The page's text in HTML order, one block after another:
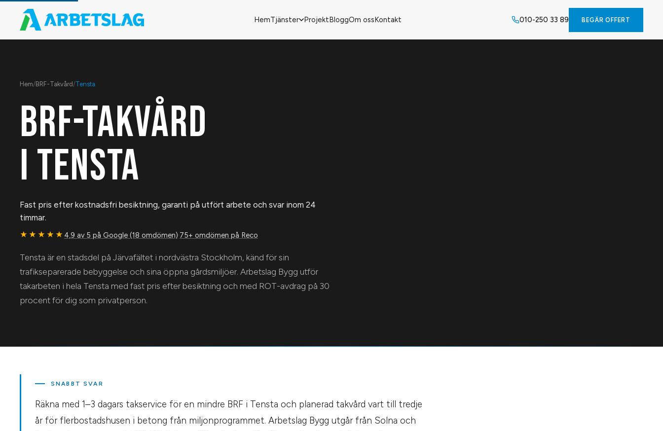
HemTjänster ProjektBloggOm ossKontakt 010-250 33 89 BEGÄR OFFERT
Hem/BRF-Takvård /Tensta
BRF-TAKVÅRD
I TENSTA
Fast pris efter kostnadsfri besiktning, garanti på utfört arbete och svar inom 24
timmar.
★★★★★ 4,9 av 5 på Google (18 omdömen)·75+ omdömen på Reco
Tensta är en stadsdel på Järvafältet i nordvästra Stockholm, känd för sin
trafikseparerade bebyggelse och sina öppna gårdsmiljöer. Arbetslag Bygg utför
takarbeten i hela Tensta med fast pris efter besiktning och med ROT-avdrag på 30
procent för dig som privatperson.
SNABBT SVAR
Räkna med 1–3 dagars takservice för en mindre BRF i Tensta och planerad takvård vart till tredje
år för flerbostadshusen i betong från miljonprogrammet. Arbetslag Bygg utgår från Solna och